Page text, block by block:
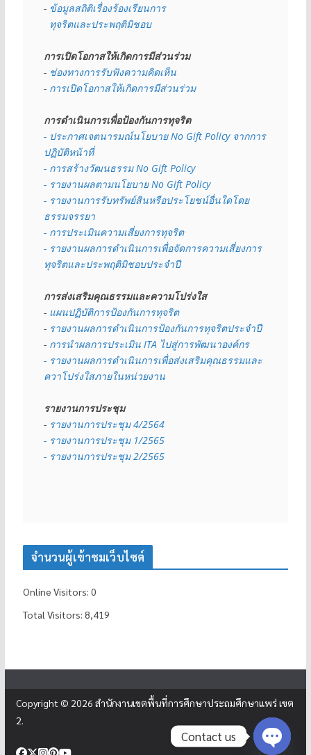
- ข้อมูลสถิติเรื่องร้องเรียนการ
  ทุจริตและประพฤติมิชอบ
การเปิดโอกาสให้เกิดการมีส่วนร่วม
- ช่องทางการรับฟังความคิดเห็น
- การเปิดโอกาสให้เกิดการมีส่วนร่วม
การดำเนินการเพื่อป้องกันการทุจริต
- ประกาศเจตนารมณ์นโยบาย No Gift Policy จากการ
ปฏิบัติหน้าที่
- การสร้างวัฒนธรรม No Gift Policy
- รายงานผลตามนโยบาย No Gift Policy
- รายงานการรับทรัพย์สินหรือประโยชน์อื่นใดโดย
ธรรมจรรยา
- การประเมินความเสี่ยงการทุจริต
- รายงานผลการดำเนินการเพื่อจัดการความเสี่ยงการ
ทุจริตและประพฤติมิชอบประจำปี
การส่งเสริมคุณธรรมและความโปร่งใส
- แผนปฏิบัติการป้องกันการทุจริต
- รายงานผลการดำเนินการป้องกันการทุจริตประจำปี
- การนำผลการประเมิน ITA ไปสู่การพัฒนาองค์กร
- รายงานผลการดำเนินการเพื่อส่งเสริมคุณธรรมและ
ควาโปร่งใสภายในหน่วยงาน
รายงานการประชุม
- รายงานการประชุม 4/2564
- รายงานการประชุม 1/2565
- รายงานการประชุม 2/2565
จำนวนผู้เข้าชมเว็บไซต์
Online Visitors: 0
Total Visitors: 8,419
Copyright © 2026 สำนักงานเขตพื้นที่การศึกษาประถมศึกษาแพร่ เขต
2.
Contact us